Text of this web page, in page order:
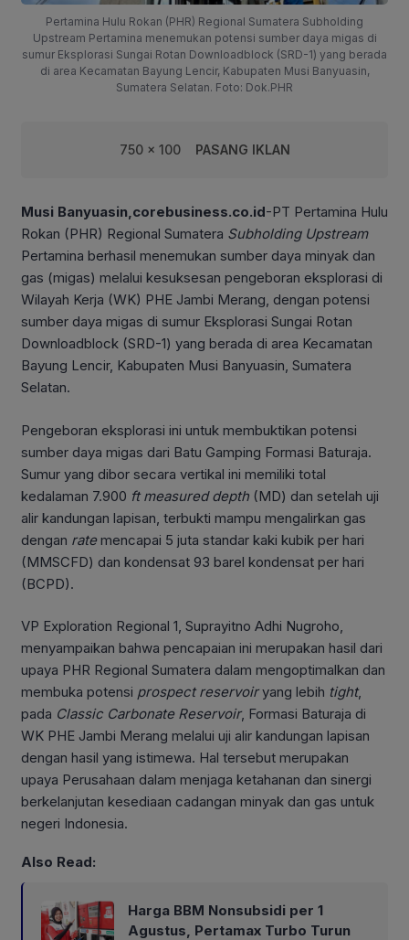
Pertamina Hulu Rokan (PHR) Regional Sumatera Subholding
Upstream Pertamina menemukan potensi sumber daya migas di
sumur Eksplorasi Sungai Rotan Downloadblock (SRD-1) yang berada
di area Kecamatan Bayung Lencir, Kabupaten Musi Banyuasin,
Sumatera Selatan. Foto: Dok.PHR
750 x 100 PASANG IKLAN
Musi Banyuasin,corebusiness.co.id-PT Pertamina Hulu
Rokan (PHR) Regional Sumatera Subholding Upstream
Pertamina berhasil menemukan sumber daya minyak dan
gas (migas) melalui kesuksesan pengeboran eksplorasi di
Wilayah Kerja (WK) PHE Jambi Merang, dengan potensi
sumber daya migas di sumur Eksplorasi Sungai Rotan
Downloadblock (SRD-1) yang berada di area Kecamatan
Bayung Lencir, Kabupaten Musi Banyuasin, Sumatera
Selatan.
Pengeboran eksplorasi ini untuk membuktikan potensi
sumber daya migas dari Batu Gamping Formasi Baturaja.
Sumur yang dibor secara vertikal ini memiliki total
kedalaman 7.900 ft measured depth (MD) dan setelah uji
alir kandungan lapisan, terbukti mampu mengalirkan gas
dengan ratemencapai 5 juta standar kaki kubik per hari
(MMSCFD) dan kondensat 93 barel kondensat per hari
(BCPD).
VP Exploration Regional 1, Suprayitno Adhi Nugroho,
menyampaikan bahwa pencapaian ini merupakan hasil dari
upaya PHR Regional Sumatera dalam mengoptimalkan dan
membuka potensi prospect reservoiryang lebih tight,
pada Classic Carbonate Reservoir, Formasi Baturaja di
WK PHE Jambi Merang melalui uji alir kandungan lapisan
dengan hasil yang istimewa. Hal tersebut merupakan
upaya Perusahaan dalam menjaga ketahanan dan sinergi
berkelanjutan kesediaan cadangan minyak dan gas untuk
negeri Indonesia.
Also Read:
Harga BBM Nonsubsidi per 1
Agustus, Pertamax Turbo Turun